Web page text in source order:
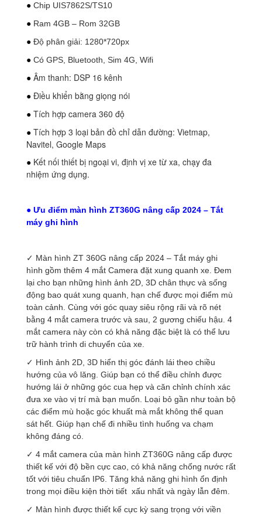
● Chip UIS7862S/TS10
● Ram 4GB – Rom 32GB
● Độ phân giải: 1280*720px
● Có GPS, Bluetooth, Sim 4G, Wifi
● Âm thanh: DSP 16 kênh
● Điều khiển bằng giọng nói
● Tích hợp camera 360 độ
● Tích hợp 3 loại bản đồ chỉ dẫn đường: Vietmap,
Navitel, Google Maps
● Kết nối thiết bị ngoại vi, định vị xe từ xa, chạy đa
nhiệm ứng dụng.
● Ưu điểm màn hình ZT360G nâng cấp 2024 – Tắt
máy ghi hình
✓ Màn hình ZT 360G nâng cấp 2024 – Tắt máy ghi
hình gồm thêm 4 mắt Camera đặt xung quanh xe. Đem
lại cho bạn những hình ảnh 2D, 3D chân thực và sống
động bao quát xung quanh, hạn chế được mọi điểm mù
toàn cảnh. Cùng với góc quay siêu rộng rãi và rõ nét
bằng 4 mắt camera trước và sau, 2 gương chiếu hậu. 4
mắt camera này còn có khả năng đặc biệt là có thể lưu
trữ hành trình di chuyển của xe.
✓ Hình ảnh 2D, 3D hiển thị góc đánh lái theo chiều
hướng của vô lăng. Giúp bạn có thể điều chỉnh được
hướng lái ở những góc cua hẹp và căn chỉnh chính xác
đưa xe vào vị trí mà bạn muốn. Loại bỏ gần như toàn bộ
các điểm mù hoặc góc khuất mà mắt không thể quan
sát hết. Giúp hạn chế đi nhiều tình huống va chạm
không đáng có.
✓ 4 mắt camera của màn hình ZT360G nâng cấp được
thiết kế với độ bền cực cao, có khả năng chống nước rất
tốt với tiêu chuẩn IP6. Tăng khả năng ghi hình ổn định
trong mọi điều kiện thời tiết xấu nhất và ngày lẫn đêm.
✓ Màn hình được thiết kế cực kỳ sang trọng với viền